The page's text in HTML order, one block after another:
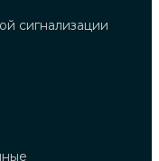
сигнализации